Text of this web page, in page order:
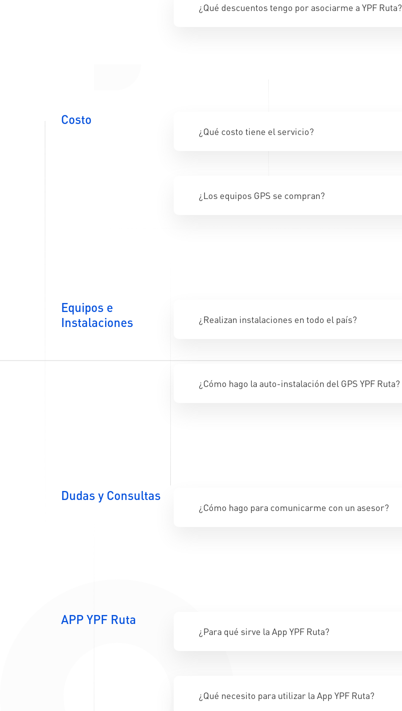
¿Qué descuentos tengo por asociarme a YPF Ruta?
Costo
¿Qué costo tiene el servicio?
¿Los equipos GPS se compran?
Equipos e
Instalaciones
¿Realizan instalaciones en todo el país?
¿Cómo hago la auto-instalación del GPS YPF Ruta?
Dudas y Consultas
¿Cómo hago para comunicarme con un asesor?
APP YPF Ruta
¿Para qué sirve la App YPF Ruta?
¿Qué necesito para utilizar la App YPF Ruta?